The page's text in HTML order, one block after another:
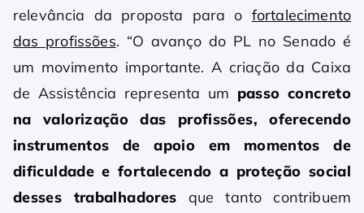
relevância da proposta para o fortalecimento
das profissões. “O avanço do PL no Senado é
um movimento importante. A criação da Caixa
de Assistência representa um passo concreto
na valorização das profissões, oferecendo
instrumentos de apoio em momentos de
dificuldade e fortalecendo a proteção social
desses trabalhadores que tanto contribuem